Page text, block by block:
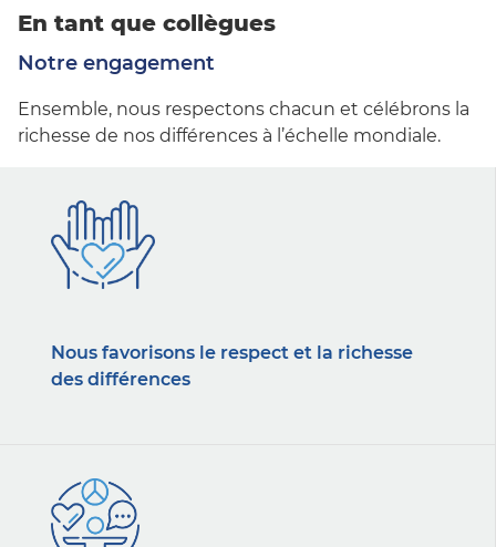
En tant que collègues
Notre engagement
Ensemble, nous respectons chacun et célébrons la
richesse de nos différences à l’échelle mondiale.
Nous favorisons le respect et la richesse
des différences